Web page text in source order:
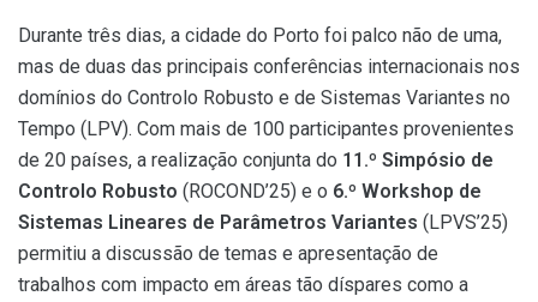
Durante três dias, a cidade do Porto foi palco não de uma,
mas de duas das principais conferências internacionais nos
domínios do Controlo Robusto e de Sistemas Variantes no
Tempo (LPV). Com mais de 100 participantes provenientes
de 20 países, a realização conjunta do 11.º Simpósio de
Controlo Robusto (ROCOND’25) e o 6.º Workshop de
Sistemas Lineares de Parâmetros Variantes (LPVS’25)
permitiu a discussão de temas e apresentação de
trabalhos com impacto em áreas tão díspares como a